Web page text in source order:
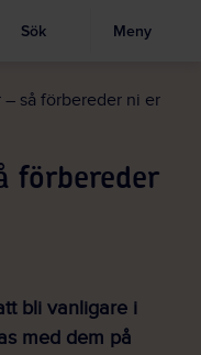
Visa sökruta
Sök Meny
så förbereder ni er
förbereder
bli vanligare i
med dem på